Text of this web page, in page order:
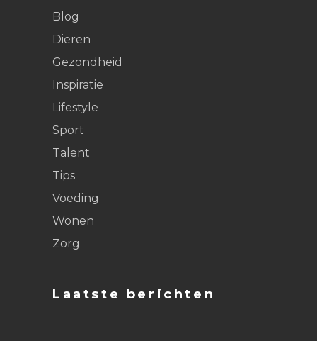
Blog
Dieren
Gezondheid
Inspiratie
Lifestyle
Sport
Talent
Tips
Voeding
Wonen
Zorg
Laatste berichten